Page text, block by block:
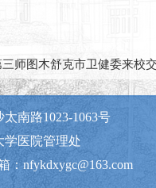
师图木舒克市卫健委来校
南路1023-1063号
学医院管理处
：nfykdxygc@163.com